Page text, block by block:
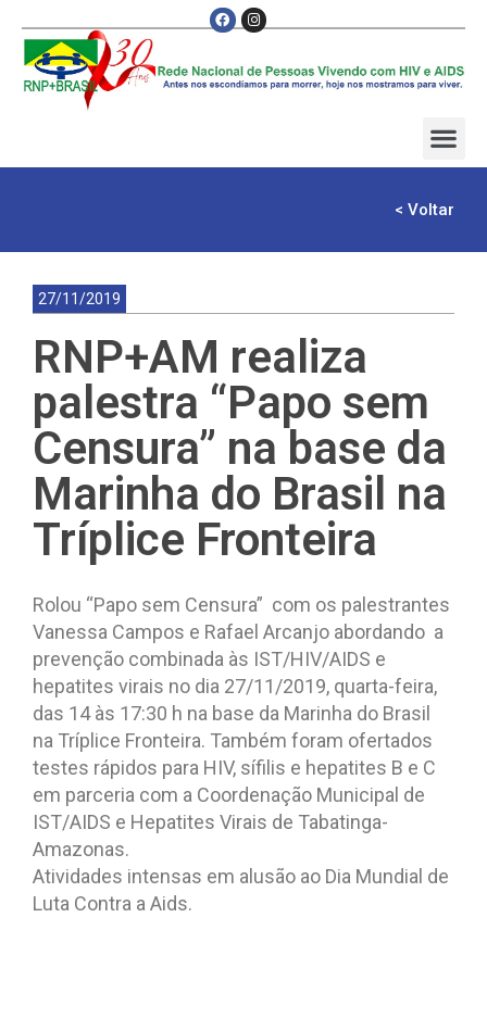
< Voltar
27/11/2019
RNP+AM realiza
palestra “Papo sem
Censura” na base da
Marinha do Brasil na
Tríplice Fronteira
Rolou “Papo sem Censura” com os palestrantes
Vanessa Campos e Rafael Arcanjo abordando a
prevenção combinada às IST/HIV/AIDS e
hepatites virais no dia 27/11/2019, quarta-feira,
das 14 às 17:30 h na base da Marinha do Brasil
na Tríplice Fronteira. Também foram ofertados
testes rápidos para HIV, sífilis e hepatites B e C
em parceria com a Coordenação Municipal de
IST/AIDS e Hepatites Virais de Tabatinga-
Amazonas.
Atividades intensas em alusão ao Dia Mundial de
Luta Contra a Aids.